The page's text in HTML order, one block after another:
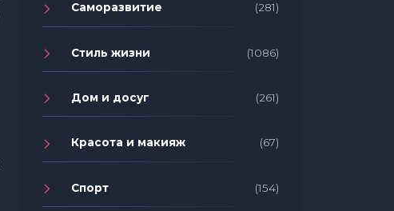
Саморазвитие (281)
Стиль жизни (1086)
Дом и досуг (261)
Красота и макияж (67)
Спорт (154)